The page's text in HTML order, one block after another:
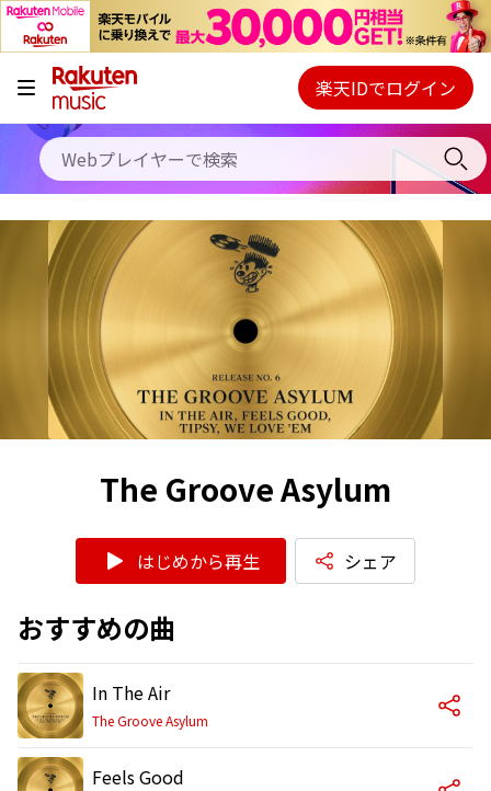
キャンペーン
料金プラン
使い方
初回30日間無料お試し
Webプレイヤー
ご契約内容の確認・変更
楽天IDでログイン
The Groove Asylum
はじめから再生 シェア
おすすめの曲
In The Air
The Groove Asylum
Feels Good